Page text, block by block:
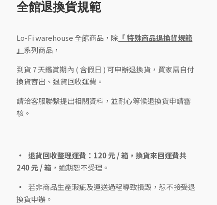
全館退換貨規範
Lo-Fi warehouse 全館商品，除 「 特殊商品退換貨規範
」 系列商品，
到貨 7 天鑑賞期內 ( 含假日 ) 可申辦退換貨，買家需自付
換貨寄出、退貨回收運費。
請洽客服聯繫提出相關資料，並耐心等候退換貨申請審
核。
退貨回收整理運費：120 元 / 箱，換貨來回運費共
240 元 / 箱 ，逾期恕不受理。
若非商品生產瑕疵及運送過程導致損毀，恕不接受退
換貨申辦。